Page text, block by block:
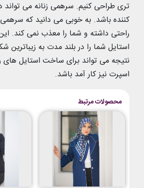
تری طراحی کنیم. سرهمی زنانه می تواند
کننده باشد. به خوبی می دانید که
راحتی داشته و شما را معذب نمی کند.
استایل شما را در بلند مدت به زیباترین
نتیجه می تواند برای ساخت استایل های
اسپرت نیز کار آمد باشد.
محصولات مرتبط